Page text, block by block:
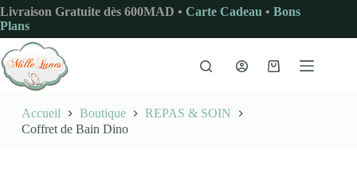
Passer
au
contenu
Livraison Gratuite dès 600MAD • Carte Cadeau • Bons
Plans
Panier
Accueil Boutique
REPAS & SOIN
Coffret de Bain Dino